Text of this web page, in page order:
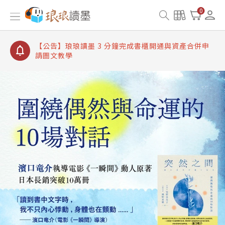
0
【公告】琅琅讀墨書櫃開通常見問題
【公告】琅琅讀墨 3 分鐘完成書櫃開通與資產合併申
【公告】琅琅書店服務升級重要說明及資產合併結果
查詢
【公告】琅琅讀墨數位閱讀資產合併與書櫃開通申請